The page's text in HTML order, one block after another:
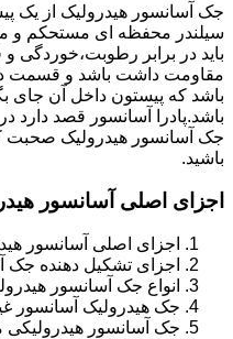
جک آسانسور هیدرولیک از یک
سیلندر محفظه ای مستحکم
باید در برابر رطوبت،خوردگی
مقاومت داشت باشد و قسمت
باشد که پیستون داخل آن جای
باشد.پادرا آسانسور قصد دارد
جک آسانسور هیدرولیک صحبت
باشید.
اجزای اصلی آسانسور
اجزای اصلی آسانسور
اجزای تشکیل دهنده جک
انواع جک آسانسور
جک هیدرولیک آسانسور
جک آسانسور هیدرولیکی